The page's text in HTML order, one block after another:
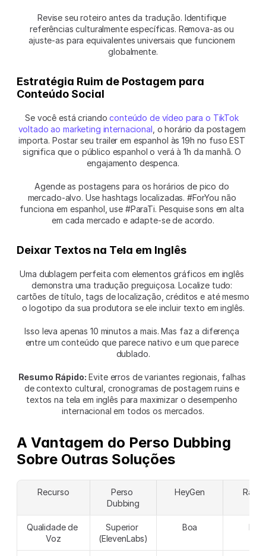
Revise seu roteiro antes da tradução. Identifique
referências culturalmente específicas. Remova-as ou
ajuste-as para equivalentes universais que funcionem
globalmente.
Estratégia Ruim de Postagem para
Conteúdo Social
Se você está criando conteúdo de vídeo para o TikTok
voltado ao marketing internacional , o horário da postagem
importa. Postar seu trailer em espanhol às 19h no fuso EST
significa que o público espanhol o verá à 1h da manhã. O
engajamento despenca.
Agende as postagens para os horários de pico do
mercado-alvo. Use hashtags localizadas. #ForYou não
funciona em espanhol, use #ParaTi. Pesquise sons em alta
em cada mercado e adapte-se de acordo.
Deixar Textos na Tela em Inglês
Uma dublagem perfeita com elementos gráficos em inglês
demonstra uma tradução preguiçosa. Localize tudo:
cartões de título, tags de localização, créditos e até mesmo
o logotipo da sua produtora se ele incluir texto em inglês.
Isso leva apenas 10 minutos a mais. Mas faz a diferença
entre um conteúdo que parece nativo e um que parece
dublado.
Resumo Rápido: Evite erros de variantes regionais, falhas
de contexto cultural, cronogramas de postagem ruins e
textos na tela em inglês para maximizar o desempenho
internacional em todos os mercados.
A Vantagem do Perso Dubbing
Sobre Outras Soluções
Recurso
Perso
Dubbing
HeyGen
Qualidade de
Voz
Superior
(ElevenLabs)
Boa Boa